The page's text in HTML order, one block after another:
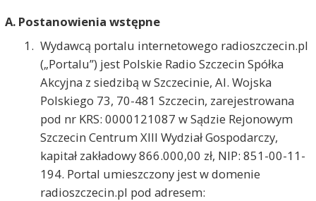
A. Postanowienia wstępne
Wydawcą portalu internetowego radioszczecin.pl
(„Portalu”) jest Polskie Radio Szczecin Spółka
Akcyjna z siedzibą w Szczecinie, Al. Wojska
Polskiego 73, 70-481 Szczecin, zarejestrowana
pod nr KRS: 0000121087 w Sądzie Rejonowym
Szczecin Centrum XIII Wydział Gospodarczy,
kapitał zakładowy 866.000,00 zł, NIP: 851-00-11-
194. Portal umieszczony jest w domenie
radioszczecin.pl pod adresem: